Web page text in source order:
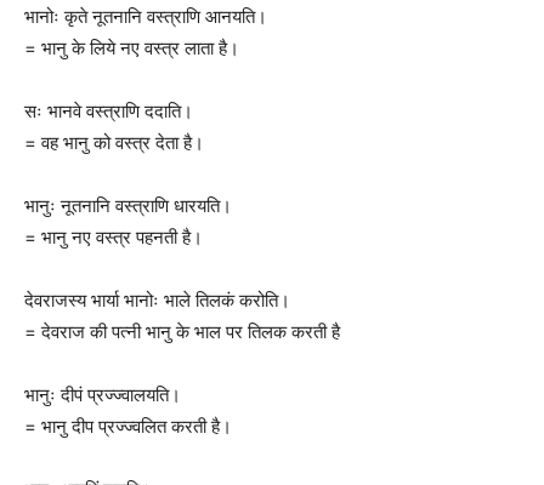
भानोः कृते नूतनानि वस्त्राणि आनयति।
= भानु के लिये नए वस्त्र लाता है।
सः भानवे वस्त्राणि ददाति।
= वह भानु को वस्त्र देता है।
भानुः नूतनानि वस्त्राणि धारयति।
= भानु नए वस्त्र पहनती है।
देवराजस्य भार्या भानोः भाले तिलकं करोति।
= देवराज की पत्नी भानु के भाल पर तिलक करती है
भानुः दीपं प्रज्ज्वालयति।
= भानु दीप प्रज्ज्वलित करती है।